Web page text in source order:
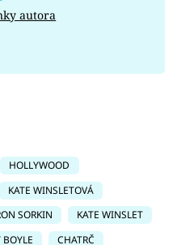
autora
HOLLYWOOD
KATE WINSLETOVÁ
SORKIN
KATE WINSLET
CHATRČ